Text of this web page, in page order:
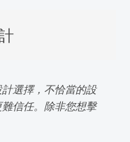
選擇，不恰當的設
信任。除非您想擊